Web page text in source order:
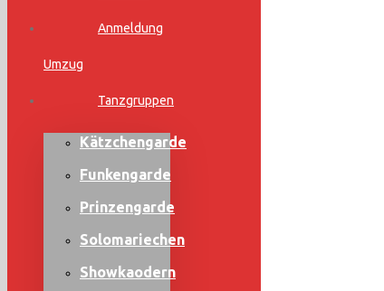
Anmeldung
Umzug
Tanzgruppen
Kätzchengarde
Funkengarde
Prinzengarde
Solomariechen
Showkaodern